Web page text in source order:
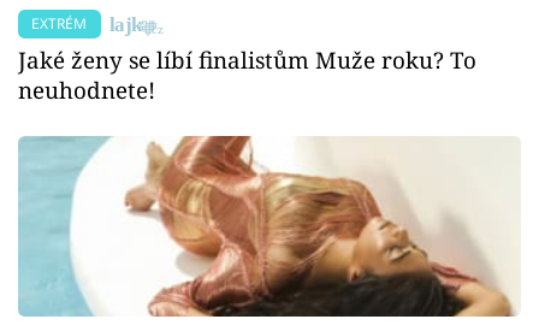
EXTRÉM
Jaké ženy se líbí finalistům Muže roku? To
neuhodnete!